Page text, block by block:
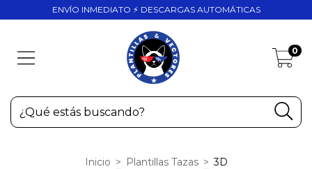
ENVÍO INMEDIATO ⚡ DESCARGAS AUTOMÁTICAS
0
Inicio > Plantillas Tazas > 3D